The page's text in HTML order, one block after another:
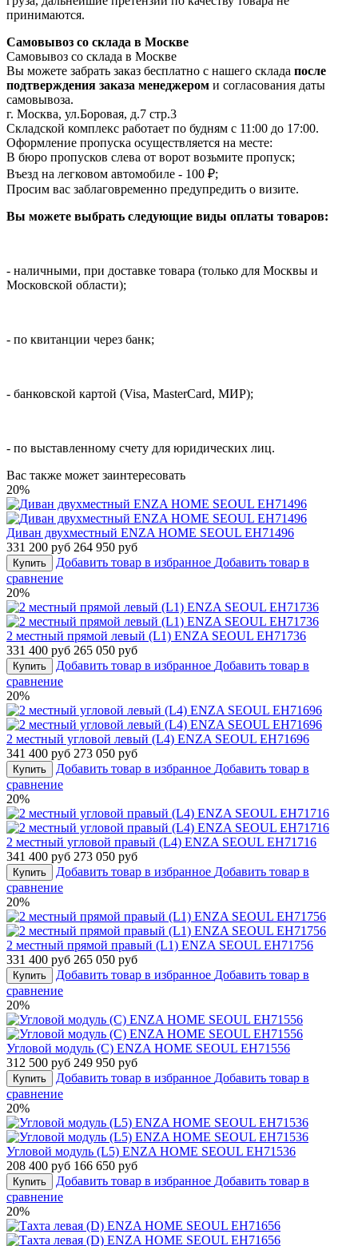
принимаются.
Самовывоз со склада в Москве
Самовывоз со склада в Москве
Вы можете забрать заказ бесплатно с нашего склада после
подтверждения заказа менеджером и согласования даты
самовывоза.
г. Москва, ул.Боровая, д.7 стр.3
Складской комплекс работает по будням с 11:00 до 17:00.
Оформление пропуска осуществляется на месте:
В бюро пропусков слева от ворот возьмите пропуск;
Въезд на легковом автомобиле - 100 ₽;
Просим вас заблаговременно предупредить о визите.
Вы можете выбрать следующие виды оплаты товаров:
- наличными, при доставке товара (только для Москвы и
Московской области);
- по квитанции через банк;
- банковской картой (Visa, MasterCard, МИР);
- по выставленному счету для юридических лиц.
Вас также может заинтересовать
20%
Диван двухместный ENZA HOME SEOUL EH71496
331 200 руб 264 950 руб
Купить Добавить товар в избранное Добавить товар в
сравнение
20%
2 местный прямой левый (L1) ENZA SEOUL EH71736
331 400 руб 265 050 руб
Купить Добавить товар в избранное Добавить товар в
сравнение
20%
2 местный угловой левый (L4) ENZA SEOUL EH71696
341 400 руб 273 050 руб
Купить Добавить товар в избранное Добавить товар в
сравнение
20%
2 местный угловой правый (L4) ENZA SEOUL EH71716
341 400 руб 273 050 руб
Купить Добавить товар в избранное Добавить товар в
сравнение
20%
2 местный прямой правый (L1) ENZA SEOUL EH71756
331 400 руб 265 050 руб
Купить Добавить товар в избранное Добавить товар в
сравнение
20%
Угловой модуль (C) ENZA HOME SEOUL EH71556
312 500 руб 249 950 руб
Купить Добавить товар в избранное Добавить товар в
сравнение
20%
Угловой модуль (L5) ENZA HOME SEOUL EH71536
208 400 руб 166 650 руб
Купить Добавить товар в избранное Добавить товар в
сравнение
20%